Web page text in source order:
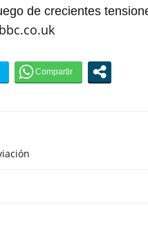
de crecientes